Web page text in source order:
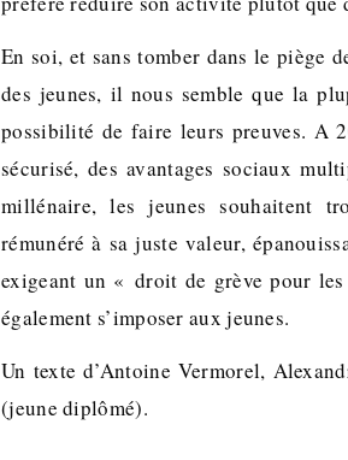
En soi, et sans tomber dans le piège
des jeunes, il nous semble que la
possibilité de faire leurs preuves. A
sécurisé, des avantages sociaux
millénaire, les jeunes souhaitent
rémunéré à sa juste valeur,
exigeant un « droit de grève pour
également s’imposer aux jeunes.
Un texte d’Antoine Vermorel,
(jeune diplômé).